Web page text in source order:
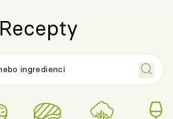
Recepty